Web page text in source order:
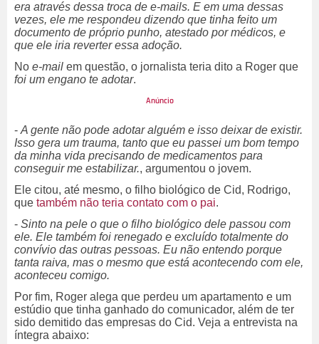
era através dessa troca de e-mails. E em uma dessas
vezes, ele me respondeu dizendo que tinha feito um
documento de próprio punho, atestado por médicos, e
que ele iria reverter essa adoção.
No e-mail em questão, o jornalista teria dito a Roger que
foi um engano te adotar.
- A gente não pode adotar alguém e isso deixar de existir.
Isso gera um trauma, tanto que eu passei um bom tempo
da minha vida precisando de medicamentos para
conseguir me estabilizar., argumentou o jovem.
Ele citou, até mesmo, o filho biológico de Cid, Rodrigo,
que também não teria contato com o pai.
- Sinto na pele o que o filho biológico dele passou com
ele. Ele também foi renegado e excluído totalmente do
convívio das outras pessoas. Eu não entendo porque
tanta raiva, mas o mesmo que está acontecendo com ele,
aconteceu comigo.
Por fim, Roger alega que perdeu um apartamento e um
estúdio que tinha ganhado do comunicador, além de ter
sido demitido das empresas do Cid. Veja a entrevista na
íntegra abaixo: